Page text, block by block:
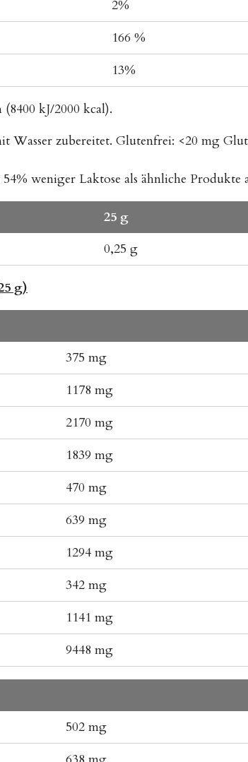
2%
166 %
13%
kJ/2000 kcal).
Wasser zubereitet. Glutenfrei: <20 mg
weniger Laktose als ähnliche Produkte
25 g
0,25 g
g)
375 mg
1178 mg
2170 mg
1839 mg
470 mg
639 mg
1294 mg
342 mg
1141 mg
9448 mg
502 mg